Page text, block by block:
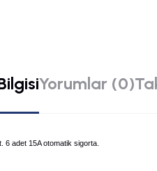
Yorumlar (0)
adet 15A otomatik sigorta.